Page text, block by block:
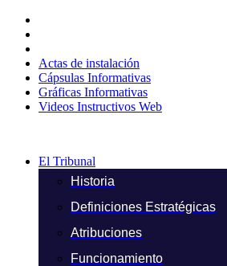
contenido
Actas de instalación
Cápsulas Informativas
Gráficas Informativas
Videos Instructivos Web
El Tribunal
Historia
Definiciones Estratégicas
Atribuciones
Funcionamiento